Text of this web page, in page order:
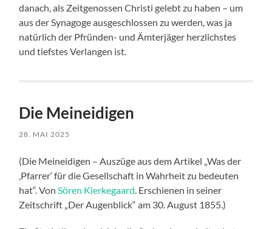
danach, als Zeitgenossen Christi gelebt zu haben – um
aus der Synagoge ausgeschlossen zu werden, was ja
natürlich der Pfründen- und Ämterjäger herzlichstes
und tiefstes Verlangen ist.
Die Meineidigen
28. MAI 2025
(Die Meineidigen – Auszüge aus dem Artikel „Was der
‚Pfarrer‘ für die Gesellschaft in Wahrheit zu bedeuten
hat“. VonSören Kierkegaard. Erschienen in seiner
Zeitschrift „Der Augenblick“ am 30. August 1855.)